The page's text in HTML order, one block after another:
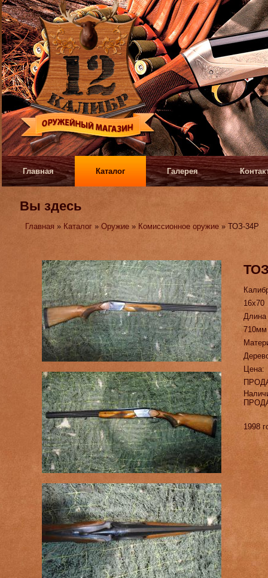
Главная Каталог Галерея
Вы здесь
Главная » Каталог »Оружие » Комиссионное оружие » ТОЗ-34Р
16х70
710мм
Цена:
1998